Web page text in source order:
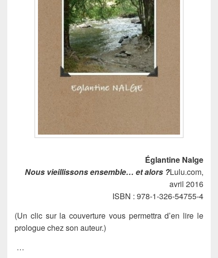
Églantine Nalge
Nous vieillissons ensemble… et alors ?Lulu.com,
avril 2016
ISBN : 978-1-326-54755-4
(Un clic sur la couverture vous permettra d’en lire le
prologue chez son auteur.)
…